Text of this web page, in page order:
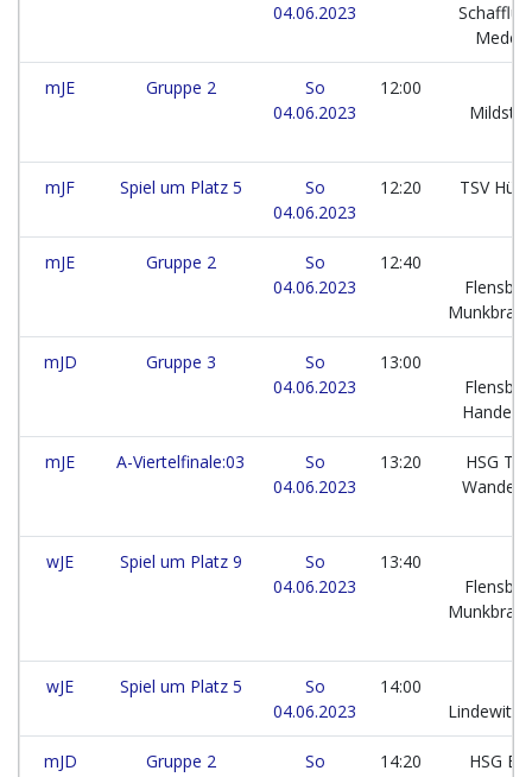
04.06.2023
mJE Gruppe 2
So
04.06.2023
12:00
mJF Spiel um Platz 5
So
04.06.2023
12:20 TSV
mJE Gruppe 2
So
04.06.2023
12:40
mJD Gruppe 3
So
04.06.2023
13:00
mJE A-Viertelfinale:03
So
04.06.2023
13:20
HSG
wJE Spiel um Platz 9
So
04.06.2023
13:40
wJE Spiel um Platz 5
So
04.06.2023
14:00
Lindewitt
mJD Gruppe 2
So
14:20
HSG